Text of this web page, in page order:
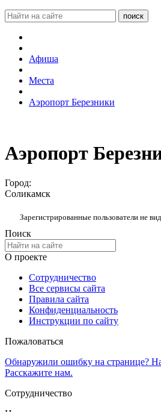
Афиша
Места
Аэропорт Березники
Аэропорт
Город:
Соликамск
Зарегистрированные пользователи не
Поиск
О проекте
Сотрудничество
Все сервисы сайта
Правила сайта
Конфиденциальность
Инструкции по сайту
Пожаловаться
Обнаружили ошибку на странице?
Расскажите нам.
Сотрудничество